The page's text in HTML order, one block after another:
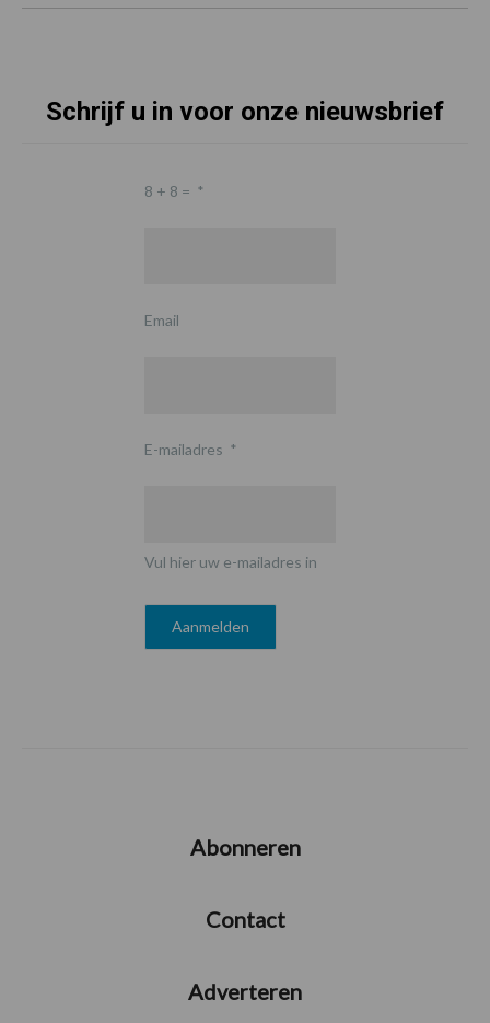
Schrijf u in voor onze nieuwsbrief
8 + 8 = *
Email
E-mailadres *
Vul hier uw e-mailadres in
Abonneren
Contact
Adverteren